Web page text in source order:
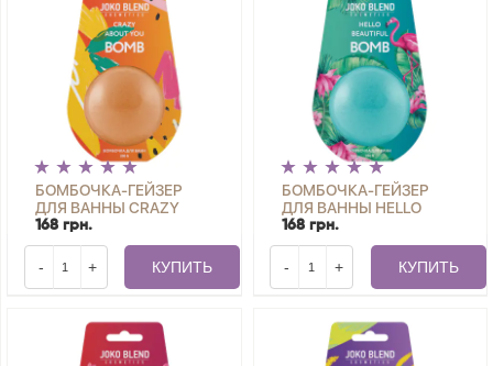
БОМБОЧКА-ГЕЙЗЕР
ДЛЯ ВАННЫ CRAZY
ABOUT YOU JOKO
BLEND 200 Г
168 грн.
- + КУПИТЬ
БОМБОЧКА-ГЕЙЗЕР
ДЛЯ ВАННЫ HELLO
BEAUTIFUL JOKO BLEND
200 Г
168 грн.
- + КУПИТЬ